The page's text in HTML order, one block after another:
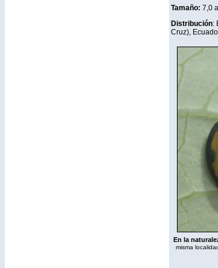
Tamaño: 7,0
Distribución:
Cruz),
En la
misma